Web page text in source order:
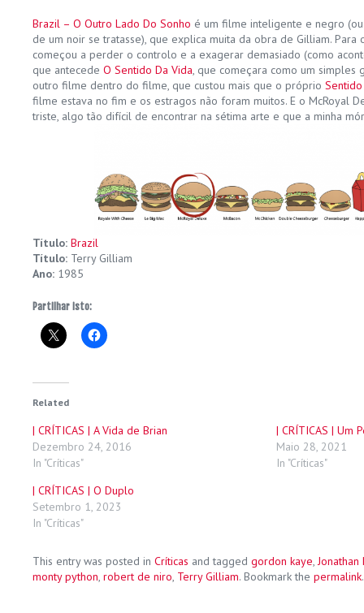
Brazil – O Outro Lado Do Sonho é um filme inteligente e negro
de um noir se tratasse), que explica muita da obra de Gilliam.
começou a perder o controlo e a exagerar demasiado (como
que antecede O Sentido Da Vida, que começara como um simples
outro filme dentro do filme, que custou mais que o próprio
filme estava no fim e os estragos não foram muitos. E o McRoyal
triste, algo tão difícil de encontrar na sétima arte e que a minha
Título: Brazil
Título: Terry Gilliam
Ano: 1985
Partilhar isto:
Related
| CRÍTICAS | A Vida de Brian
Dezembro 24, 2016
In "Críticas"
| CRÍTICAS | Um
Maio 28, 2021
In "Críticas"
| CRÍTICAS | O Duplo
Setembro 1, 2023
In "Críticas"
This entry was posted in Críticas and tagged gordon kaye,Jonathan
monty python, robert de niro, Terry Gilliam. Bookmark the permalink.